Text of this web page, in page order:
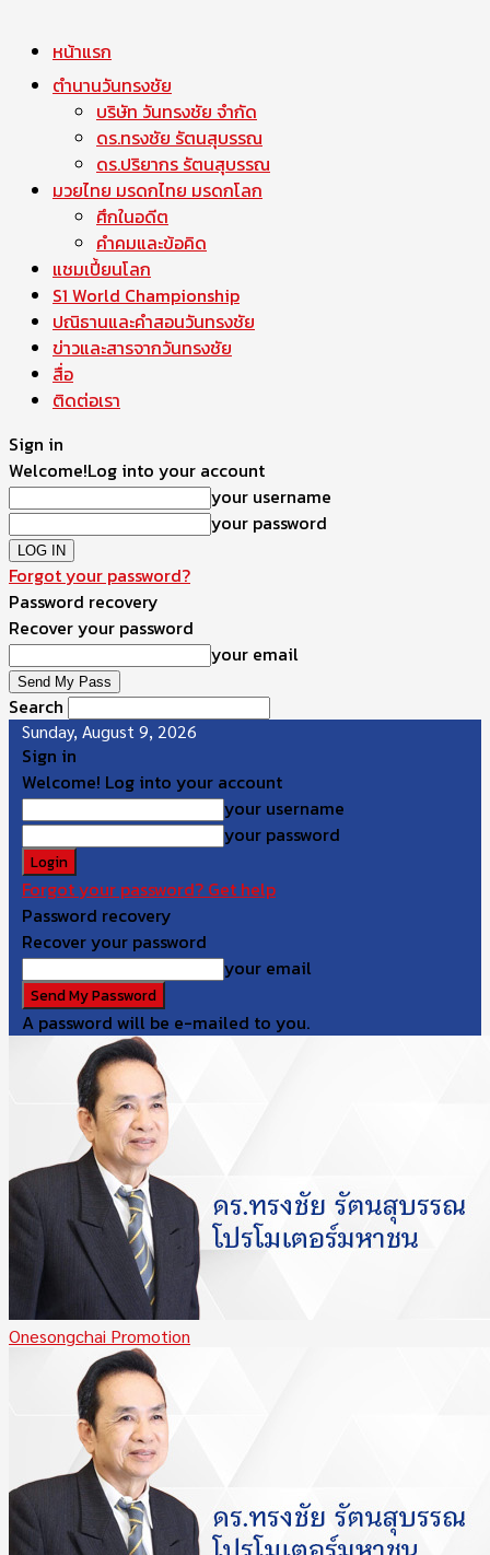
หน้าแรก
ตำนานวันทรงชัย
บริษัท วันทรงชัย จำกัด
ดร.ทรงชัย รัตนสุบรรณ
ดร.ปริยากร รัตนสุบรรณ
มวยไทย มรดกไทย มรดกโลก
ศึกในอดีต
คำคมและข้อคิด
แชมเปี้ยนโลก
S1 World Championship
ปณิธานและคำสอนวันทรงชัย
ข่าวและสารจากวันทรงชัย
สื่อ
ติดต่อเรา
Sign in
Welcome!Log into your account
your username
your password
Forgot your password?
Password recovery
Recover your password
your email
Search
Sunday, August 9, 2026
Sign in
Welcome! Log into your account
your username
your password
Forgot your password? Get help
Password recovery
Recover your password
your email
A password will be e-mailed to you.
Onesongchai Promotion